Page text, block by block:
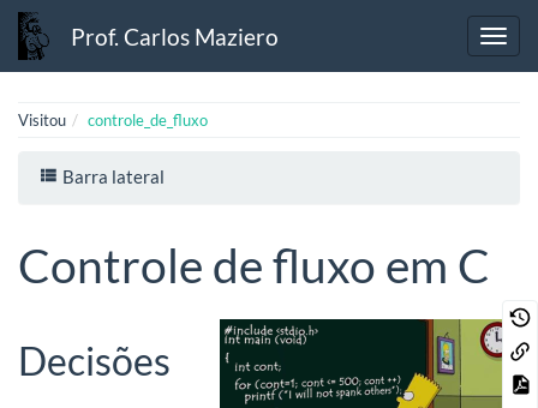
Prof. Carlos Maziero
Visitou controle_de_fluxo
Barra lateral
Controle de fluxo em C
Decisões